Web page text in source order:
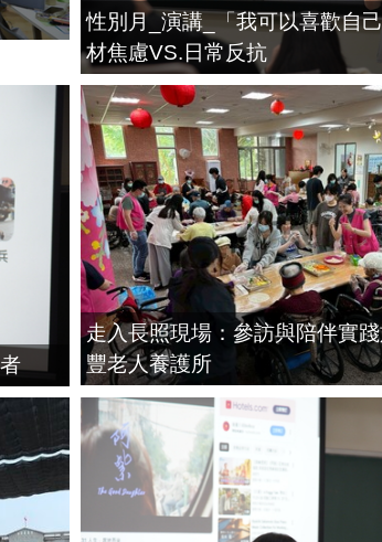
性別月_演講_「我可以喜歡自
材焦慮VS.日常反抗
走入長照現場：參訪與陪伴實
豐老人養護所